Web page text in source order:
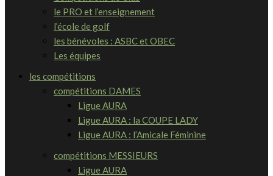
le PRO et l’enseignement
l’école de golf
les bénévoles : ASBC et OBEC
Les équipes
les compétitions
compétitions DAMES
Ligue AURA
Ligue AURA : la COUPE LADY
Ligue AURA : l’Amicale Féminine
compétitions MESSIEURS
Ligue AURA